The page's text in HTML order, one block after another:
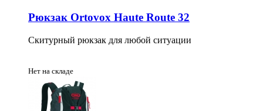
Рюкзак Ortovox Haute Route 32
Скитурный рюкзак для любой ситуации
Нет на складе